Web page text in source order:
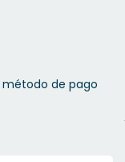
método de pago